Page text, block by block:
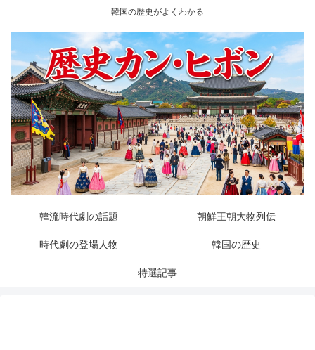
韓国の歴史がよくわかる
韓流時代劇の話題 朝鮮王朝大物列伝
時代劇の登場人物 韓国の歴史
特選記事